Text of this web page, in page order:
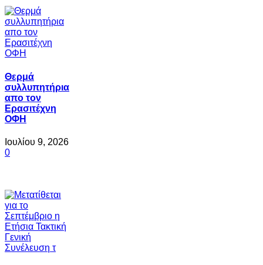
Θερμά
συλλυπητήρια
απο τον
Ερασιτέχνη
ΟΦΗ
Ιουλίου 9, 2026
0